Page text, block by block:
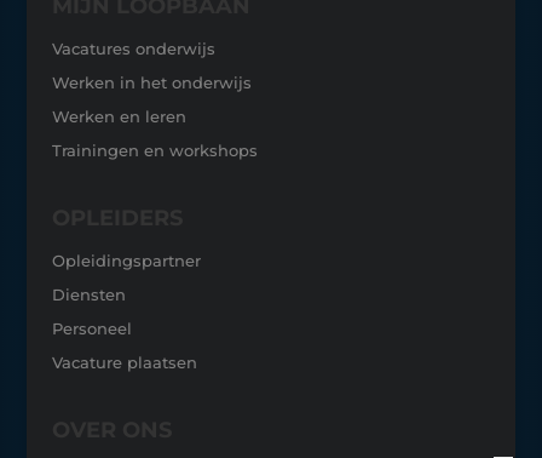
Vacatures onderwijs
Werken in het onderwijs
Werken en leren
Trainingen en workshops
Opleidingspartner
Diensten
Personeel
Vacature plaatsen